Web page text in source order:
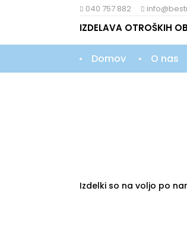
 040 757 882 
IZDELAVA OTROŠKIH
Domov O nas
Izdelki so na voljo po